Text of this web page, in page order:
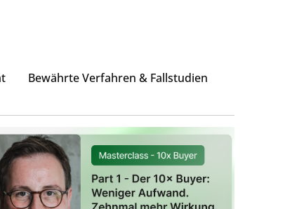
Bewährte Verfahren & Fallstudien